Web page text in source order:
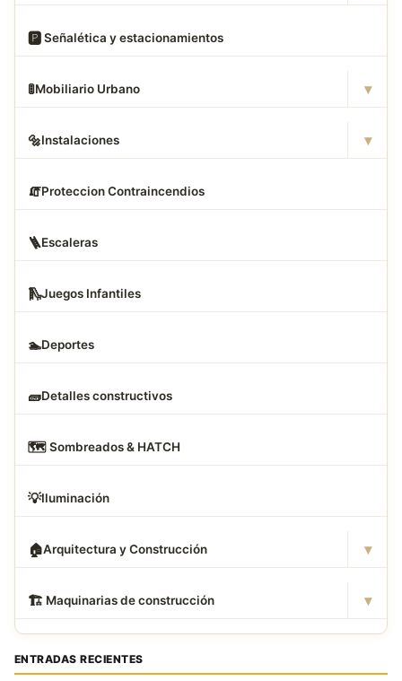
🅿️ Señalética y estacionamientos
🚦Mobiliario Urbano ▾
🔩Instalaciones ▾
🧯Proteccion Contraincendios
🪜Escaleras
🛝Juegos Infantiles
🏊Deportes
🧱Detalles constructivos
🗺️ Sombreados & HATCH
💡Iluminación
🏠Arquitectura y Construcción ▾
🏗 ️ Maquinarias de construcción ▾
ENTRADAS RECIENTES